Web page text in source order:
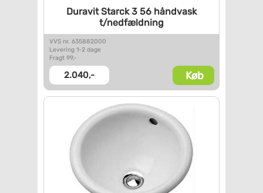
Duravit Starck 3 56 håndvask
t/nedfældning
VVS nr. 635882000
Levering 1-2 dage
Fragt 99,-
2.040,- Køb